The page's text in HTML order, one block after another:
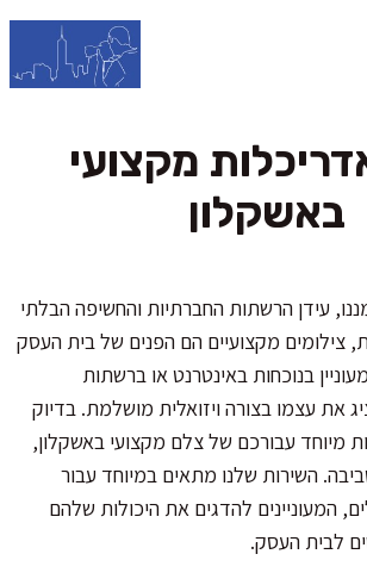
מקצועי
באשקלון
עידן הרשתות החברתיות והחשיפה הבלתי
צילומים מקצועיים הם הפנים של בית העסק
בנוכחות באינטרנט או ברשתות
את עצמו בצורה ויזואלית מושלמת. בדיוק
מיוחד עבורכם של צלם מקצועי באשקלון,
השירות שלנו מתאים במיוחד עבור
המעוניינים להדגים את היכולות שלהם
לבית העסק.